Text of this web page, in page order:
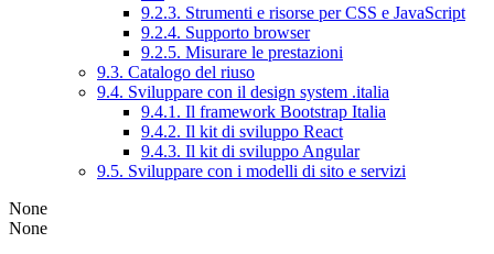
9.2.3. Strumenti e risorse per CSS e JavaScript
9.2.4. Supporto browser
9.2.5. Misurare le prestazioni
9.3. Catalogo del riuso
9.4. Sviluppare con il design system .italia
9.4.1. Il framework Bootstrap Italia
9.4.2. Il kit di sviluppo React
9.4.3. Il kit di sviluppo Angular
9.5. Sviluppare con i modelli di sito e servizi
None
None